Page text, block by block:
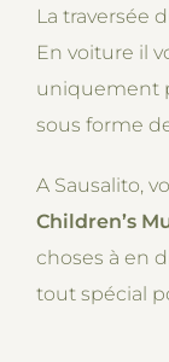
La traversée
En voiture il
uniquement
sous forme
A Sausalito,
Children’s
choses à en
tout spécial